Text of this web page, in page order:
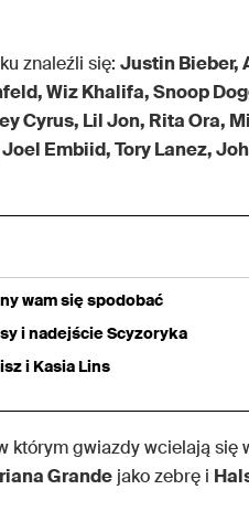
znaleźli się: Justin Bieber,
Wiz Khalifa, Snoop
Cyrus, Lil Jon, Rita Ora,
Embiid, Tory Lanez,
wam się spodobać
i nadejście Scyzoryka
i Kasia Lins
którym gwiazdy wcielają się
Grande jako zebrę i